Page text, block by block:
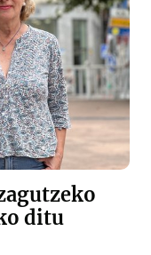
ditu